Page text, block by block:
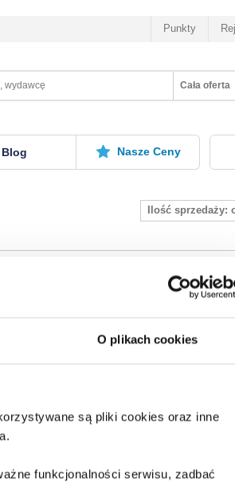
O plikach cookies
są pliki cookies oraz inne
funkcjonalności serwisu, zadbać
Punkty
Cała oferta
Blog Nasze Ceny
Ilość sprzedaży: